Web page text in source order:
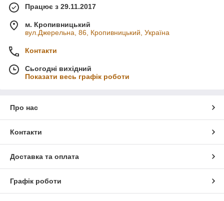
Працює з 29.11.2017
м. Кропивницький
вул.Джерельна, 86, Кропивницький, Україна
Контакти
Сьогодні вихідний
Показати весь графік роботи
Про нас
Контакти
Доставка та оплата
Графік роботи